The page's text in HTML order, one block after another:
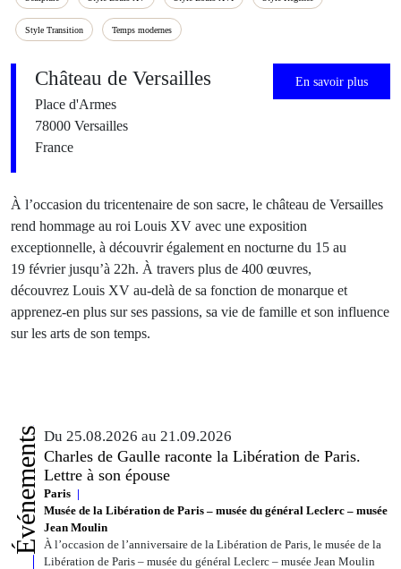
Style Transition Temps modernes
Château de Versailles
Place d'Armes
78000 Versailles
France
En savoir plus
À l’occasion du tricentenaire de son sacre, le château de Versailles
rend hommage au roi Louis XV avec une exposition
exceptionnelle, à découvrir également en nocturne du 15 au
19 février jusqu’à 22h. À travers plus de 400 œuvres,
découvrez Louis XV au-delà de sa fonction de monarque et
apprenez-en plus sur ses passions, sa vie de famille et son influence
sur les arts de son temps.
Événements Du 25.08.2026 au 21.09.2026
Charles de Gaulle raconte la Libération de Paris.
Lettre à son épouse
Paris
Musée de la Libération de Paris – musée du général Leclerc – musée
Jean Moulin
À l’occasion de l’anniversaire de la Libération de Paris, le musée de la
Libération de Paris – musée du général Leclerc – musée Jean Moulin